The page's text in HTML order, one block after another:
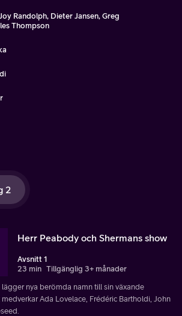
Randolph, Dieter Jansen, Greg
Thompson
2
Herr Peabody och Shermans show
Avsnitt 1
23 min Tillgänglig 3+ månader
nya berömda namn till sin växande
Ada Lovelace, Frédéric Bartholdi, John